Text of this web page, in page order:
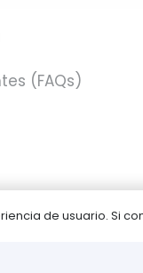
(FAQs)
de usuario. Si